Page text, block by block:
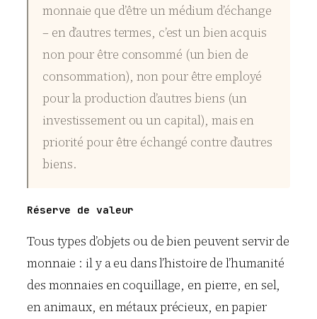
monnaie que d’être un médium d’échange
– en d’autres termes, c’est un bien acquis
non pour être consommé (un bien de
consommation), non pour être employé
pour la production d’autres biens (un
investissement ou un capital), mais en
priorité pour être échangé contre d’autres
biens.
Réserve de valeur
Tous types d’objets ou de bien peuvent servir de
monnaie : il y a eu dans l’histoire de l’humanité
des monnaies en coquillage, en pierre, en sel,
en animaux, en métaux précieux, en papier